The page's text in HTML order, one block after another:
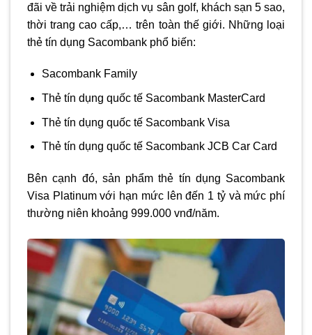
đãi về trải nghiệm dịch vụ sân golf, khách sạn 5 sao,
thời trang cao cấp,… trên toàn thế giới. Những loại
thẻ tín dụng Sacombank phổ biến:
Sacombank Family
Thẻ tín dụng quốc tế Sacombank MasterCard
Thẻ tín dụng quốc tế Sacombank Visa
Thẻ tín dụng quốc tế Sacombank JCB Car Card
Bên cạnh đó, sản phẩm thẻ tín dụng Sacombank
Visa Platinum với hạn mức lên đến 1 tỷ và mức phí
thường niên khoảng 999.000 vnđ/năm.